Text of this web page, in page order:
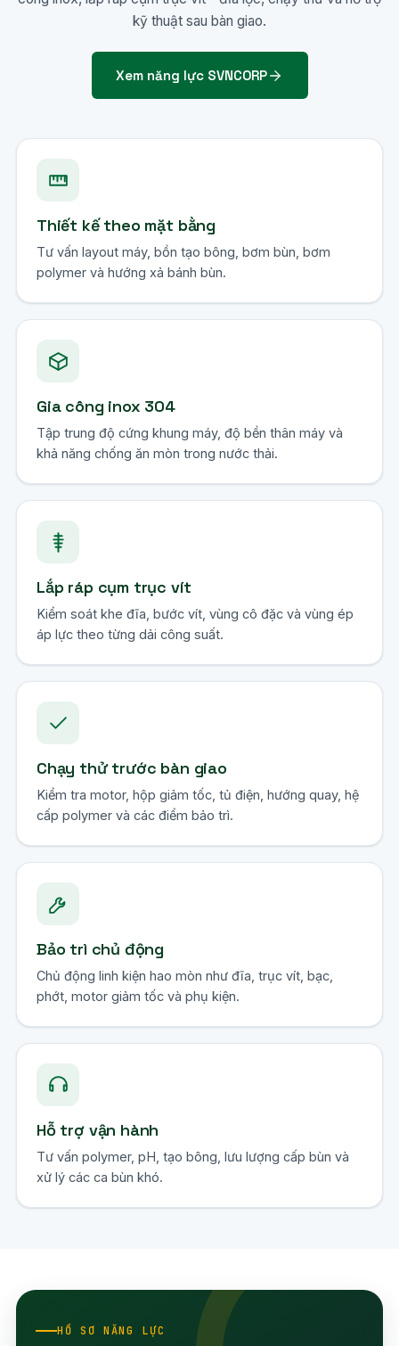
kỹ thuật sau bàn giao.
Xem năng lực SVNCORP
Thiết kế theo mặt bằng
Tư vấn layout máy, bồn tạo bông, bơm bùn, bơm
polymer và hướng xả bánh bùn.
Gia công inox 304
Tập trung độ cứng khung máy, độ bền thân máy và
khả năng chống ăn mòn trong nước thải.
Lắp ráp cụm trục vít
Kiểm soát khe đĩa, bước vít, vùng cô đặc và vùng ép
áp lực theo từng dải công suất.
Chạy thử trước bàn giao
Kiểm tra motor, hộp giảm tốc, tủ điện, hướng quay, hệ
cấp polymer và các điểm bảo trì.
Bảo trì chủ động
Chủ động linh kiện hao mòn như đĩa, trục vít, bạc,
phớt, motor giảm tốc và phụ kiện.
Hỗ trợ vận hành
Tư vấn polymer, pH, tạo bông, lưu lượng cấp bùn và
xử lý các ca bùn khó.
HỒ SƠ NĂNG LỰC